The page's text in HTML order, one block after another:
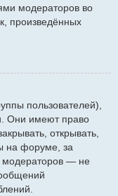
модераторов во
произведённых
пользователей),
Они имеют право
открывать,
на форуме, за
модераторов — не